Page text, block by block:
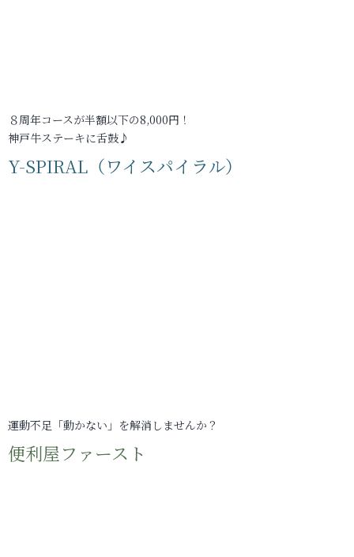
８周年コースが半額以下の8,000円！
神戸牛ステーキに舌鼓♪
Y-SPIRAL（ワイスパイラル）
運動不足「動かない」を解消しませんか？
便利屋ファースト